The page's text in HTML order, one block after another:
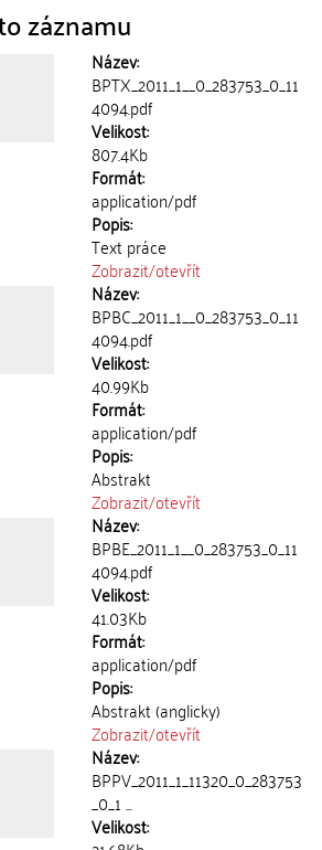
záznamu
Název:
BPTX_2011_1__0_283753_0_11
4094.pdf
Velikost:
807.4Kb
Formát:
application/pdf
Popis:
Text práce
Zobrazit/otevřít
Název:
BPBC_2011_1__0_283753_0_11
4094.pdf
Velikost:
40.99Kb
Formát:
application/pdf
Popis:
Abstrakt
Zobrazit/otevřít
Název:
BPBE_2011_1__0_283753_0_11
4094.pdf
Velikost:
41.03Kb
Formát:
application/pdf
Popis:
Abstrakt (anglicky)
Zobrazit/otevřít
Název:
BPPV_2011_1_11320_0_283753
_0_1 ...
Velikost: